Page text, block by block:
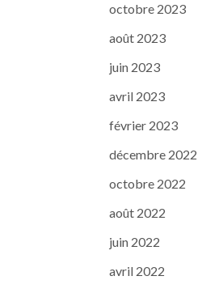
octobre 2023
août 2023
juin 2023
avril 2023
février 2023
décembre 2022
octobre 2022
août 2022
juin 2022
avril 2022